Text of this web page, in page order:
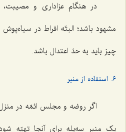
در هنگام عزاداری و
مشهود باشد؛ البتّه افراط در
چیز باید به حدّ اعتدال باشد.
6. استفاده از منبر
اگر روضه و مجلس ائمّه در
یک منبر سه‌پله برای آنجا تهیّه